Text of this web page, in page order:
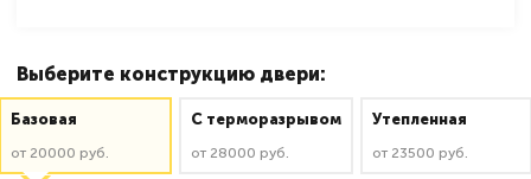
Выберите конструкцию двери:
Базовая
от 20000 руб.
C терморазрывом
от 28000 руб.
Утепленная
от 23500 руб.